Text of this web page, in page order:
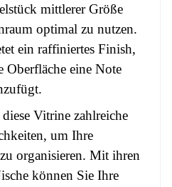
mittlerer Größe
optimal zu nutzen.
ein raffiniertes Finish,
Oberfläche eine Note
Vitrine zahlreiche
um Ihre
organisieren. Mit ihren
können Sie Ihre